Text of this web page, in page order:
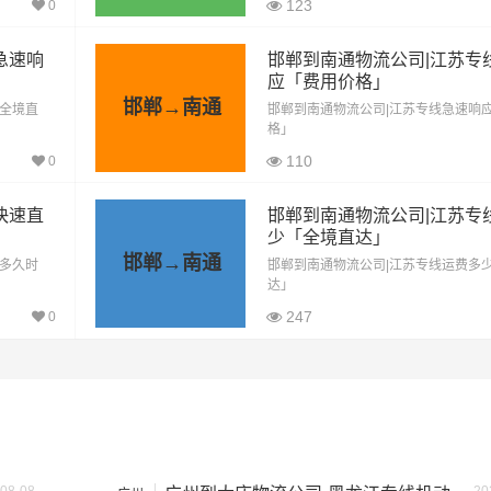
7365元
982公里 8347元
价×公里，以上报价为市场透明价，仅供参考，不作为最终
格，望知晓！
0 123
速响
境直
0
邯郸→南通
邯郸到南通物流公司|江苏专
应「费用价格」
邯郸到南通物流公司|江苏专线急速响
格」
110
速直
久时
0
邯郸→南通
邯郸到南通物流公司|江苏专
少「全境直达」
邯郸到南通物流公司|江苏专线运费多
达」
247